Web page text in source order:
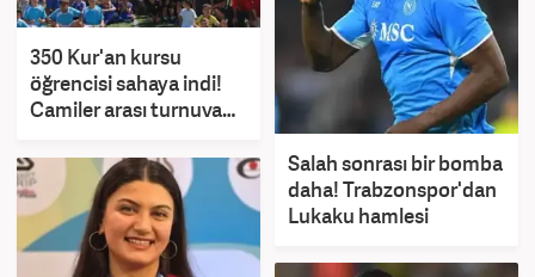
350 Kur'an kursu
öğrencisi sahaya indi!
Camiler arası turnuva
Salah sonrası bir bomba
daha! Trabzonspor'dan
Lukaku hamlesi